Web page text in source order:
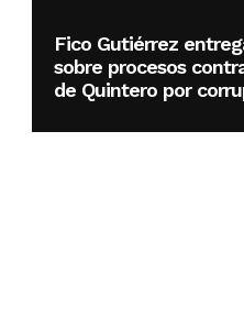
Fico Gutiérrez
sobre procesos
de Quintero por